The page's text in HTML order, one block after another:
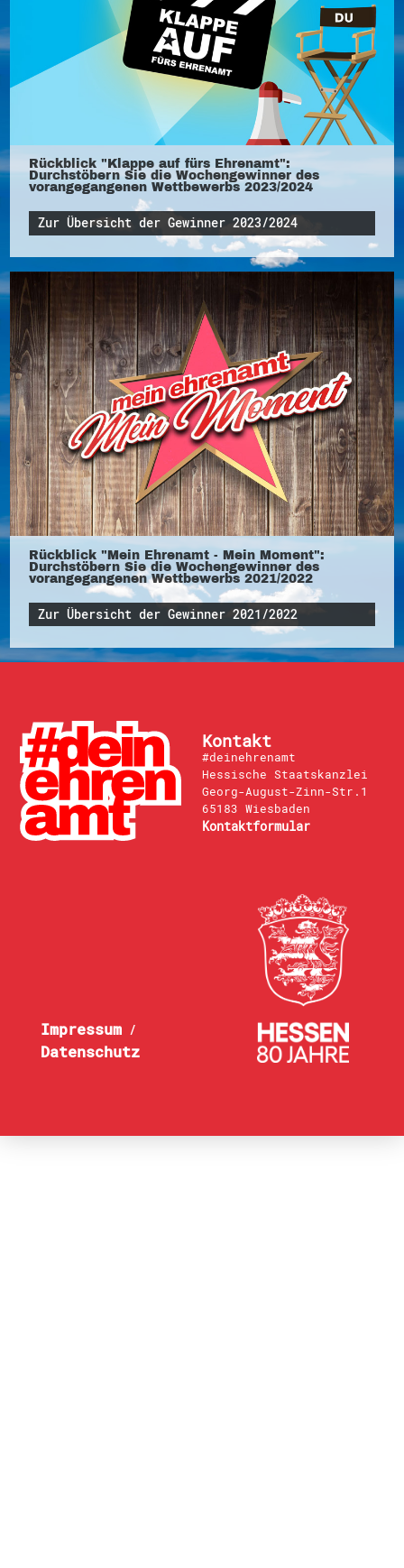
Rückblick "Klappe auf fürs Ehrenamt":
Durchstöbern Sie die Wochengewinner des
vorangegangenen Wettbewerbs 2023/2024
Zur Übersicht der Gewinner 2023/2024
Rückblick "Mein Ehrenamt - Mein Moment":
Durchstöbern Sie die Wochengewinner des
vorangegangenen Wettbewerbs 2021/2022
Zur Übersicht der Gewinner 2021/2022
Kontakt
#deinehrenamt
Hessische Staatskanzlei
Georg-August-Zinn-Str.1
65183 Wiesbaden
Kontaktformular
Impressum /
Datenschutz